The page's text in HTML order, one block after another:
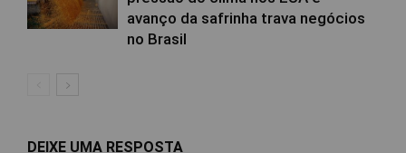
avanço da safrinha trava negócios
no Brasil
DEIXE UMA RESPOSTA